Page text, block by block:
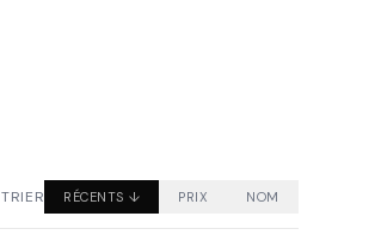
TRIER RÉCENTS ↓ PRIX NOM